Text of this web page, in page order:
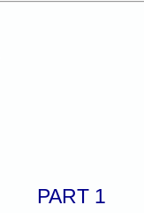
PART 1